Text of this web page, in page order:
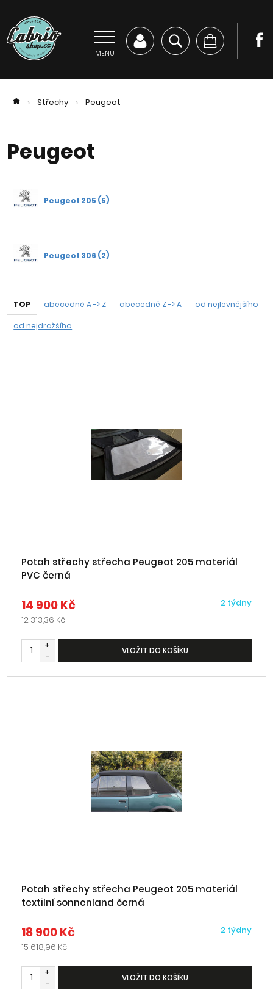
MENU
> Střechy > Peugeot
Peugeot
Peugeot 205 (5)
Peugeot 306 (2)
TOP abecedně A -> Z abecedně Z -> A od nejlevnějšího
od nejdražšího
Potah střechy střecha Peugeot 205 materiál
PVC černá
14 900 Kč
12 313,36 Kč
2 týdny
+
-
VLOŽIT DO KOŠÍKU
Potah střechy střecha Peugeot 205 materiál
textilní sonnenland černá
18 900 Kč
15 618,96 Kč
2 týdny
+
-
VLOŽIT DO KOŠÍKU